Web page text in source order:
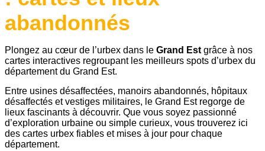
abandonnés
Plongez au cœur de l’urbex dans le Grand Est grâce à nos
cartes interactives regroupant les meilleurs spots d’urbex du
département du Grand Est.
Entre usines désaffectées, manoirs abandonnés, hôpitaux
désaffectés et vestiges militaires, le Grand Est regorge de
lieux fascinants à découvrir. Que vous soyez passionné
d’exploration urbaine ou simple curieux, vous trouverez ici
des cartes urbex fiables et mises à jour pour chaque
département.